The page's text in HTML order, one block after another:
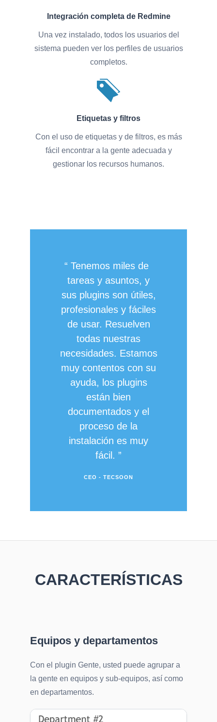
Integración completa de Redmine
Una vez instalado, todos los usuarios del
sistema pueden ver los perfiles de usuarios
completos.
Etiquetas y filtros
Con el uso de etiquetas y de filtros, es más
fácil encontrar a la gente adecuada y
gestionar los recursos humanos.
Tenemos miles de
tareas y asuntos, y
sus plugins son útiles,
profesionales y fáciles
de usar. Resuelven
todas nuestras
necesidades. Estamos
muy contentos con su
ayuda, los plugins
están bien
documentados y el
proceso de la
instalación es muy
fácil.
CEO - TECSOON
CARACTERÍSTICAS
Equipos y departamentos
Con el plugin Gente, usted puede agrupar a
la gente en equipos y sub-equipos, así como
en departamentos.